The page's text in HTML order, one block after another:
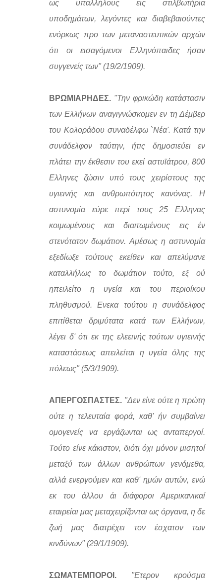
ως υπαλλήλους εις στιλβωτήρια
υποδημάτων, λεγόντες και διαβεβαιούντες
ενόρκως προ των μεταναστευτικών αρχών
ότι οι εισαγόμενοι Ελληνόπαιδες ήσαν
συγγενείς των" (19/2/1909).
ΒΡΩΜΙΑΡΗΔΕΣ. "Την φρικώδη κατάστασιν
των Ελλήνων αναγιγνώσκομεν εν τη Δέμβερ
του Κολοράδου συναδέλφω `Νέα'. Κατά την
συνάδελφον ταύτην, ήτις δημοσιεύει εν
πλάτει την έκθεσιν του εκεί αστυϊάτρου, 800
Ελληνες ζώσιν υπό τους χειρίστους της
υγιεινής και ανθρωπότητος κανόνας. Η
αστυνομία εύρε περί τους 25 Ελληνας
κοιμωμένους και διαιτωμένους εις έν
στενότατον δωμάτιον. Αμέσως η αστυνομία
εξεδίωξε τούτους εκείθεν και απελύμανε
καταλλήλως το δωμάτιον τούτο, εξ ού
ηπειλείτο η υγεία και του περιοίκου
πληθυσμού. Ενεκα τούτου η συνάδελφος
επιτίθεται δριμύτατα κατά των Ελλήνων,
λέγει δ' ότι εκ της ελεεινής τούτων υγιεινής
καταστάσεως απειλείται η υγεία όλης της
πόλεως" (5/3/1909).
ΑΠΕΡΓΟΣΠΑΣΤΕΣ. "Δεν είνε ούτε η πρώτη
ούτε η τελευταία φορά, καθ' ήν συμβαίνει
ομογενείς να εργάζωνται ως ανταπεργοί.
Τούτο είνε κάκιστον, διότι όχι μόνον μισητοί
μεταξύ των άλλων ανθρώπων γενόμεθα,
αλλά ενεργούμεν και καθ' ημών αυτών, ενώ
εκ του άλλου άι διάφοροι Αμερικανικαί
εταιρείαι μας μεταχειρίζονται ως όργανα, η δε
ζωή μας διατρέχει τον έσχατον των
κινδύνων" (29/1/1909).
ΣΩΜΑΤΕΜΠΟΡΟΙ.
"Ετερον κρούσμα